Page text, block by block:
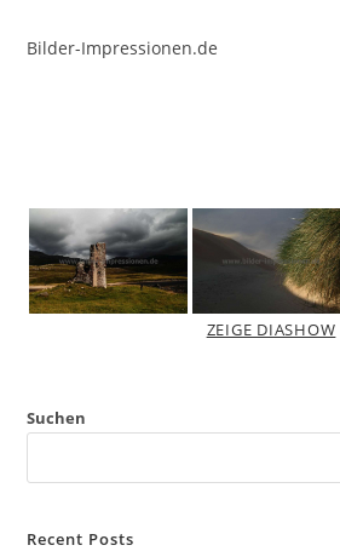
Bilder-Impressionen.de
ZEIGE DIASHOW
Suchen
Recent Posts